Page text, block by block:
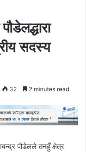
सदस्य
32 2 minutes read
पौडेलले तनहुँ क्षेत्र